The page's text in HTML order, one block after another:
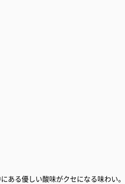
ある優しい酸味がクセになる味わい。